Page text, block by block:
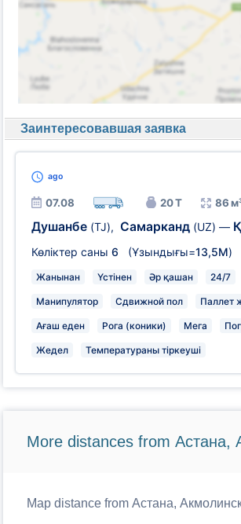
Заинтересовавшая заявка
ago
07.08 20 Т 86
Душанбе (TJ), Самарканд (UZ) —
Көліктер саны 6 (Ұзындығы=13,5М)
Жанынан Үстінен Әр қашан 24/7
Манипулятор Сдвижной пол Паллет
Ағаш еден Рога (коники) Мега
Жедел Температураны тіркеуші
More distances from Астана,
Map distance from Астана,